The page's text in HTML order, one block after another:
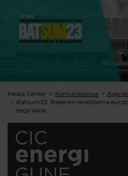
Media Center Komunikazioa
Batsum23. Baterien ekosistema
begirakoa